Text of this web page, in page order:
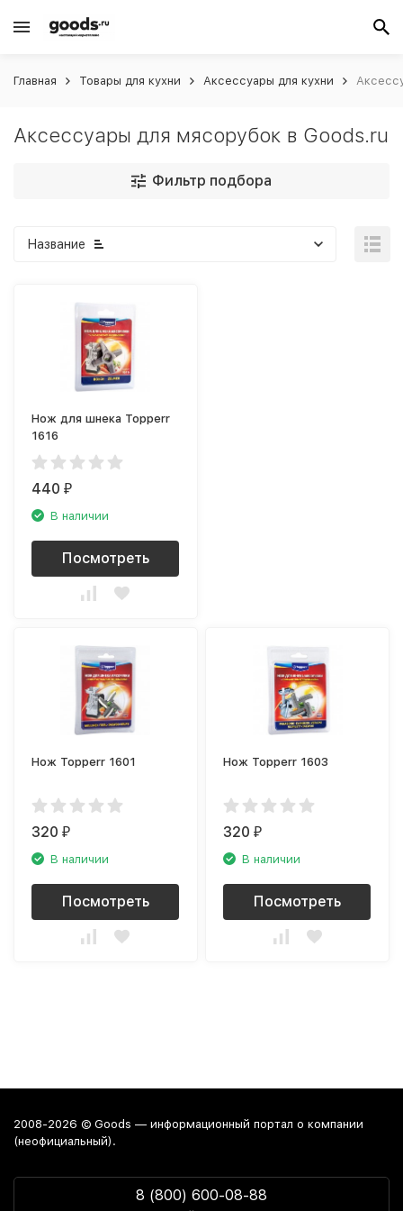
Главная Товары для кухни Аксессуары для кухни
Аксессуары для мясорубок в Goods.ru
Фильтр подбора
Название
Нож для шнека Topperr
1616
440₽
В наличии
Посмотреть
Нож Topperr 1601
320₽
В наличии
Посмотреть
Нож Topperr 1603
320₽
В наличии
Посмотреть
2008-2026 © Goods — информационный портал о компании
(неофициальный).
8 (800) 600-08-88